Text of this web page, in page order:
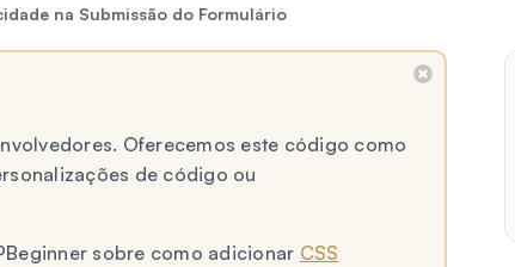
na Submissão do Formulário
Oferecemos este código como
de código ou
sobre como adicionar CSS